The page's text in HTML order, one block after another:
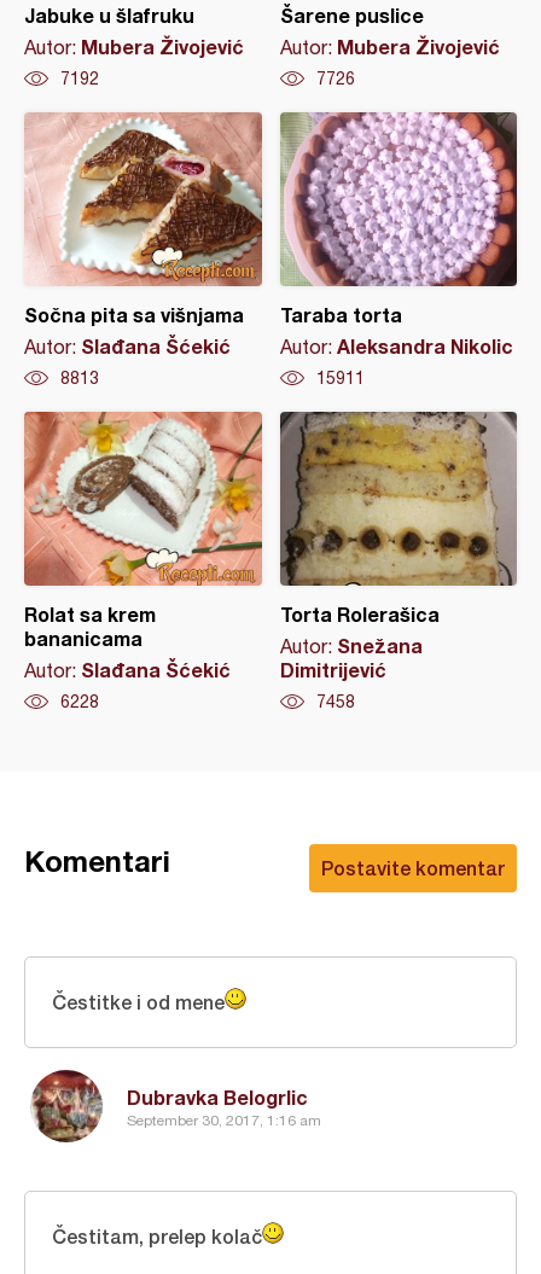
Jabuke u šlafruku
Autor: Mubera Živojević
7192
Šarene puslice
Autor: Mubera Živojević
7726
Sočna pita sa višnjama
Autor: Slađana Šćekić
8813
Taraba torta
Autor: Aleksandra Nikolic
15911
Rolat sa krem
bananicama
Autor: Slađana Šćekić
6228
Torta Rolerašica
Autor: Snežana
Dimitrijević
7458
Postavite komentar
Komentari
Dubravka Belogrlic
September 30, 2017, 1:16 am
Čestitke i od mene
Čestitam, prelep kolač